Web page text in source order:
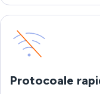
Protocoale